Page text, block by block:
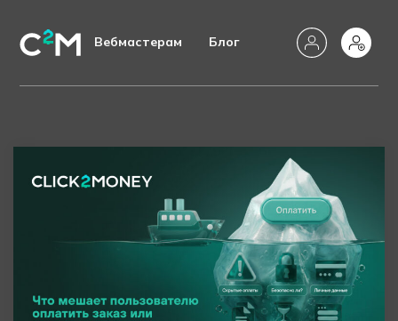
Вебмастерам Блог